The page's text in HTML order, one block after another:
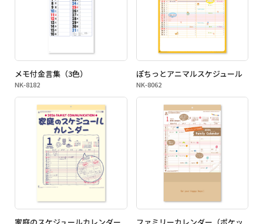
メモ付金言集（3色）
NK-8182
ぽちっとアニマルスケジュール
NK-8062